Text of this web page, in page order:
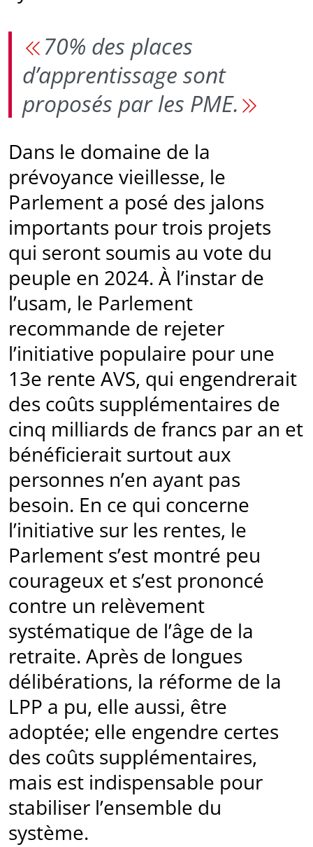
70% des places
d’apprentissage sont
proposés par les PME.
Dans le domaine de la
prévoyance vieillesse, le
Parlement a posé des jalons
importants pour trois projets
qui seront soumis au vote du
peuple en 2024. À l’instar de
l’usam, le Parlement
recommande de rejeter
l’initiative populaire pour une
13e rente AVS, qui engendrerait
des coûts supplémentaires de
cinq milliards de francs par an et
bénéficierait surtout aux
personnes n’en ayant pas
besoin. En ce qui concerne
l’initiative sur les rentes, le
Parlement s’est montré peu
courageux et s’est prononcé
contre un relèvement
systématique de l’âge de la
retraite. Après de longues
délibérations, la réforme de la
LPP a pu, elle aussi, être
adoptée; elle engendre certes
des coûts supplémentaires,
mais est indispensable pour
stabiliser l’ensemble du
système.